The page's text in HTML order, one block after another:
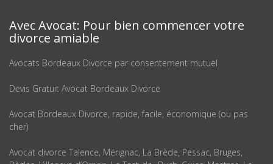
Avec Avocat: Pour bien commencer votre
divorce amiable
Avocats Bordeaux Divorce par consentement mutuel
Devis Gratuit Avocat Bordeaux Divorce
Avocat Bordeaux Divorce, rapide, facile, économique (ou pas
cher)
Avocat divorce Talence, Mérignac, La Brède, Pessac, Bruges,